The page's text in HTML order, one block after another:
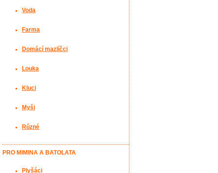
Voda
Farma
Domácí mazlíčci
Louka
Kluci
Myši
Různé
PRO MIMINA A BATOLATA
Plyšáci